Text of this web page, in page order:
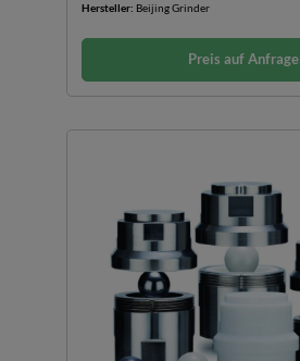
Hersteller: Beijing Grinder
Preis auf Anfrage